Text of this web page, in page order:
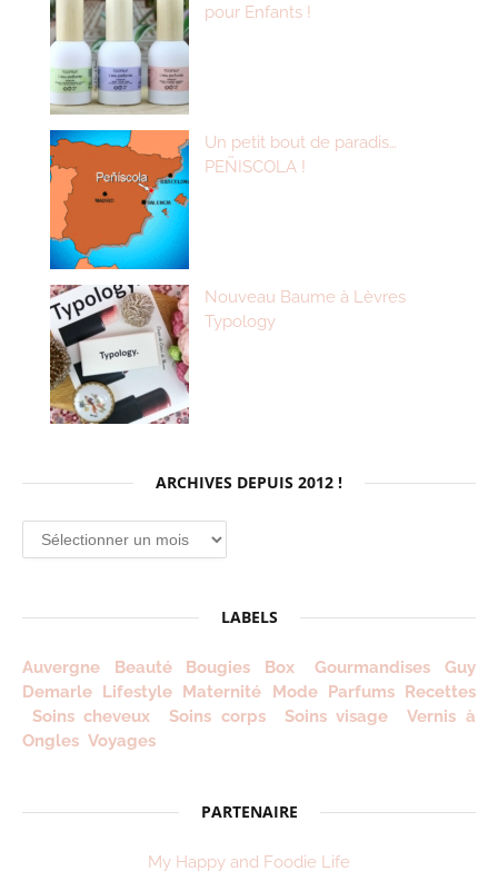
pour Enfants !
Un petit bout de paradis…
PEÑISCOLA !
Nouveau Baume à Lèvres
Typology
ARCHIVES DEPUIS 2012 !
Archives
depuis
LABELS
Auvergne Beauté Bougies Box Gourmandises
Guy
Demarle Lifestyle Maternité Mode Parfums Recettes
Soins cheveux
Soins corps Soins visage
Vernis à
Ongles Voyages
PARTENAIRE
My Happy and Foodie Life